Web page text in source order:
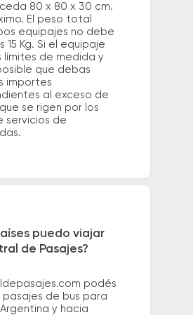
80 x 80 x 30 cm.
El peso total
equipajes no debe
15 Kg. Si el equipaje
límites de medida y
que debas
importes
al exceso de
se rigen por los
servicios de
puedo viajar
de Pasajes?
podés
de bus para
y hacia